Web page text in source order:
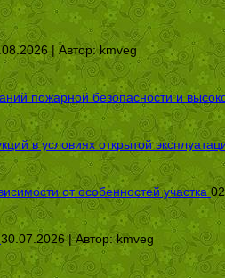
| Автор:kmveg
пожарной безопасности и
в условиях открытой
от особенностей участка
30.07.2026 | Автор:kmveg